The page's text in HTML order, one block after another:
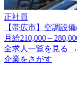
正社員
【帯広市】空調設
月給210,000～
全求人一覧を見る →
企業をさがす